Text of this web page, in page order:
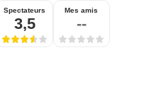
Spectateurs
3,5
Mes amis
--